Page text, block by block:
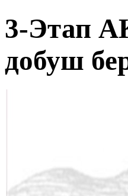
3-Этап
добуш